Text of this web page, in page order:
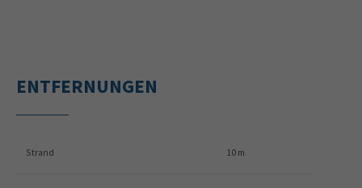
ENTFERNUNGEN
Strand 10 m